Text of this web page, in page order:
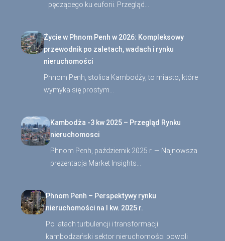
pędzącego ku euforii. Przegląd…
Życie w Phnom Penh w 2026: Kompleksowy
przewodnik po zaletach, wadach i rynku
nieruchomości
Phnom Penh, stolica Kambodży, to miasto, które
wymyka się prostym…
Kambodża -3 kw 2025 – Przegląd Rynku
nieruchomosci
Phnom Penh, październik 2025 r. — Najnowsza
prezentacja Market Insights…
Phnom Penh – Perspektywy rynku
nieruchomości na I kw. 2025 r.
Po latach turbulencji i transformacji
kambodżański sektor nieruchomości powoli